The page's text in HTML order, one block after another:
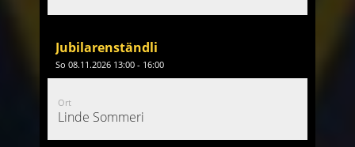
Jubilarenständli
So 08.11.2026 13:00 - 16:00
Ort
Linde Sommeri